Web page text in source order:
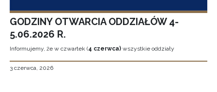
GODZINY OTWARCIA ODDZIAŁÓW 4-
5.06.2026 R.
Informujemy, że w czwartek (4 czerwca) wszystkie oddziały
3 czerwca, 2026